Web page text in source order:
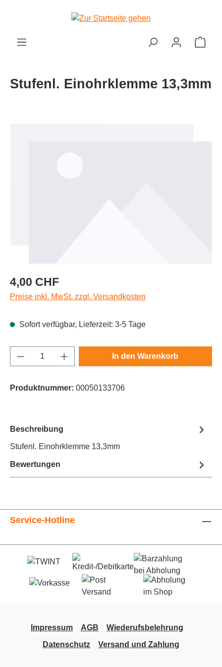
Zum Hauptinhalt springen
Stufenl. Einohrklemme 13,3mm
Regulärer Preis:
4,00 CHF
Preise inkl. MwSt. zzgl. Versandkosten
Sofort verfügbar, Lieferzeit: 3-5 Tage
Produkt Anzahl: Gib den gewünschten
In den Warenkorb
Produktnummer: 00050133706
Beschreibung
Stufenl. Einohrklemme 13,3mm
Bewertungen
Service-Hotline
Impressum AGB
Wiederufsbelehrung
Datenschutz
Versand und Zahlung